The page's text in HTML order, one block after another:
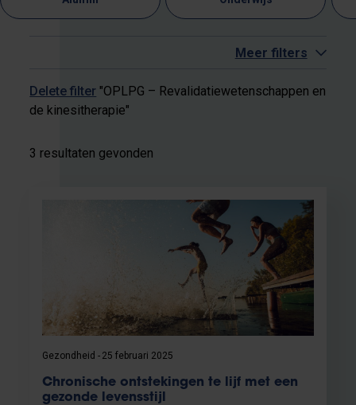
Meer filters
Delete filter "OPLPG – Revalidatiewetenschappen en
de kinesitherapie"
3 resultaten gevonden
Gezondheid 25 februari 2025
Chronische ontstekingen te lijf met een
gezonde levensstijl